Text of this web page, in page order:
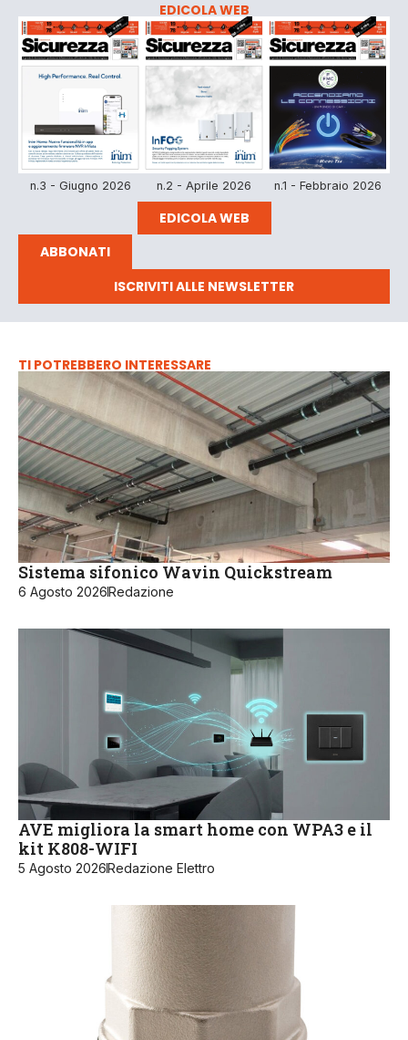
EDICOLA WEB
n.3 - Giugno 2026 n.2 - Aprile 2026 n.1 - Febbraio 2026
EDICOLA WEB
ABBONATI
ISCRIVITI ALLE NEWSLETTER
TI POTREBBERO INTERESSARE
Sistema sifonico Wavin Quickstream
6 Agosto 2026Redazione
AVE migliora la smart home con WPA3 e il
kit K808-WIFI
5 Agosto 2026Redazione Elettro